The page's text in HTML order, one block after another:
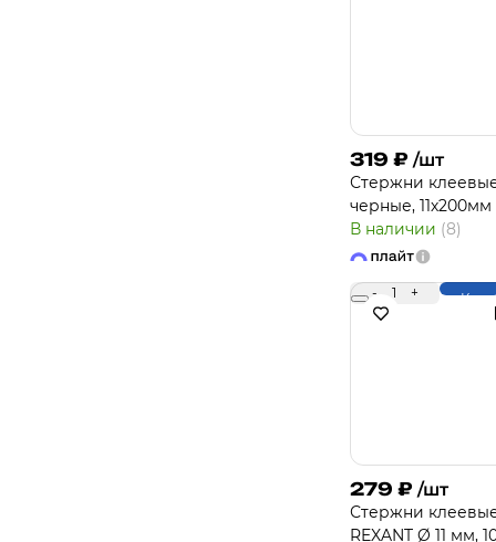
319 ₽ /шт
Стержни
черные,
В наличии (8)
- 1 +
279 ₽ /шт
Стержни
REXANT Ø 11 мм,